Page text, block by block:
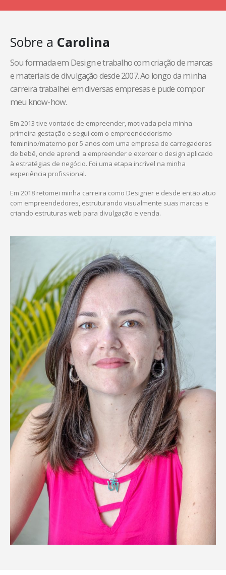
Sobre a Carolina
Sou formada em Design e trabalho com criação de marcas
e materiais de divulgação desde 2007. Ao longo da minha
carreira trabalhei em diversas empresas e pude compor
meu know-how.
Em 2013 tive vontade de empreender, motivada pela minha
primeira gestação e segui com o empreendedorismo
feminino/materno por 5 anos com uma empresa de carregadores
de bebê, onde aprendi a empreender e exercer o design aplicado
à estratégias de negócio. Foi uma etapa incrível na minha
experiência profissional.
Em 2018 retomei minha carreira como Designer e desde então atuo
com empreendedores, estruturando visualmente suas marcas e
criando estruturas web para divulgação e venda.